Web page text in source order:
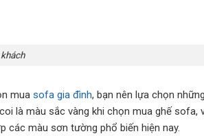
mua sofa gia đình, bạn nên lựa chọn
là màu sắc vàng khi chọn mua ghế sofa,
các màu sơn tường phổ biến hiện nay.